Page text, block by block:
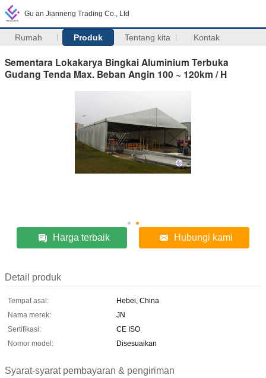
Gu an Jianneng Trading Co., Ltd
Rumah Produk Tentang kita Kontak
Sementara Lokakarya Bingkai Aluminium Terbuka
Gudang Tenda Max. Beban Angin 100 ~ 120km / H
Harga terbaik Hubungi kami
Detail produk
Tempat asal:
Hebei, China
Nama merek:
JN
Sertifikasi:
CE ISO
Nomor model:
Disesuaikan
Syarat-syarat pembayaran & pengiriman